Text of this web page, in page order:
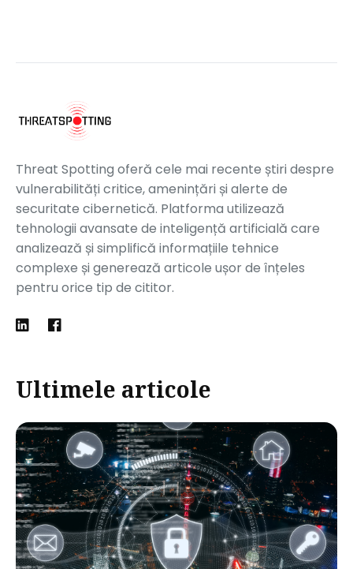
Threat Spotting oferă cele mai recente știri despre
vulnerabilități critice, amenințări și alerte de
securitate cibernetică. Platforma utilizează
tehnologii avansate de inteligență artificială care
analizează și simplifică informațiile tehnice
complexe și generează articole ușor de înțeles
pentru orice tip de cititor.
Ultimele articole